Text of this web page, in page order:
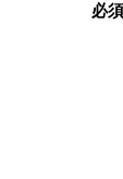
必